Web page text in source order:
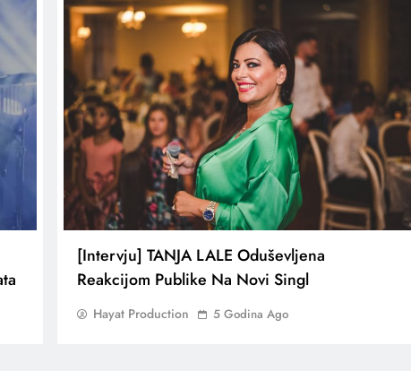
[Intervju] TANJA LALE Oduševljena
Reakcijom Publike Na Novi Singl
Hayat Production 5 Godina Ago